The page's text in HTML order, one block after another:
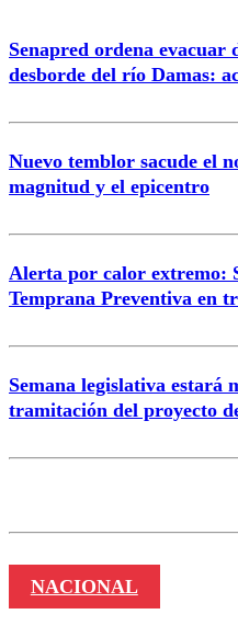
Correo
Senapred ordena evacuar
desborde del río Damas:
Nuevo temblor sacude el
magnitud y el epicentro
Alerta por calor extremo:
Temprana Preventiva en
Semana legislativa estará
tramitación del proyecto
NACIONAL